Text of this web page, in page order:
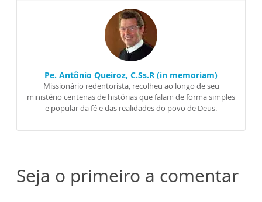
Pe. Antônio Queiroz, C.Ss.R (in memoriam)
Missionário redentorista, recolheu ao longo de seu
ministério centenas de histórias que falam de forma simples
e popular da fé e das realidades do povo de Deus.
Seja o primeiro a comentar